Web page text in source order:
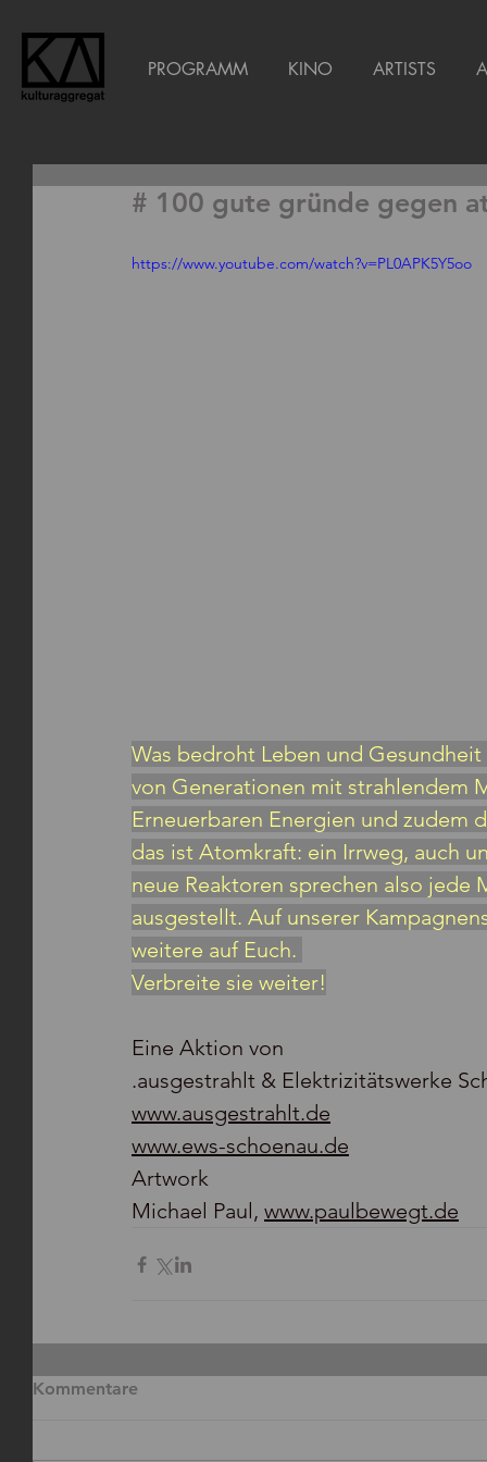
PROGRAMM KINO ARTISTS
# 100 gute gründe gegen
https://www.youtube.com/watch?v=PL0APK5Y5oo
Was bedroht Leben und
von Generationen mit strahlendem
Erneuerbaren Energien und zudem
das ist Atomkraft: ein Irrweg, auch
neue Reaktoren sprechen also
ausgestellt. Auf unserer
weitere auf Euch.
Verbreite sie weiter!
Eine Aktion von
.ausgestrahlt & Elektrizitätswerke
www.ausgestrahlt.de
www.ews-schoenau.de
Artwork
Michael Paul, www.paulbewegt.de
Kommentare